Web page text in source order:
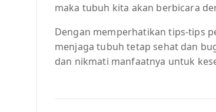
maka tubuh kita akan berbicara
Dengan memperhatikan tips-tips
menjaga tubuh tetap sehat dan
dan nikmati manfaatnya untuk